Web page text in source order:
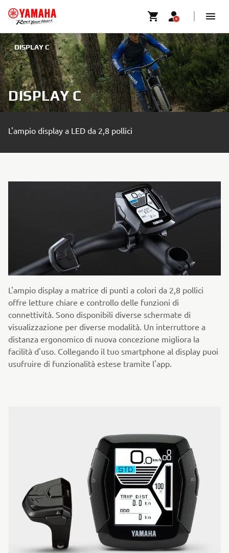
DISPLAY C
DISPLAY C
L'ampio display a LED da 2,8 pollici
L'ampio display a matrice di punti a colori da 2,8 pollici
offre letture chiare e controllo delle funzioni di
connettività. Sono disponibili diverse schermate di
visualizzazione per diverse modalità. Un interruttore a
distanza ergonomico di nuova concezione migliora la
facilità d'uso. Collegando il tuo smartphone al display puoi
usufruire di funzionalità estese tramite l'app.